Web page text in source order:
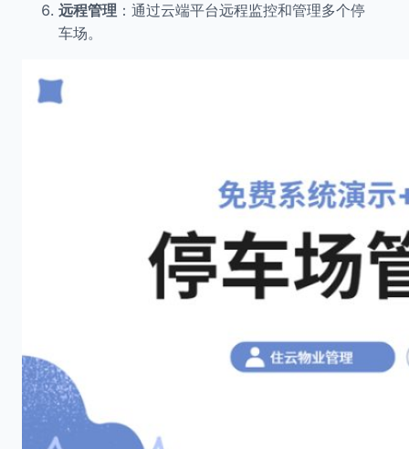
远程管理 ：通过云端平台远程监控和管理多个停
车场。